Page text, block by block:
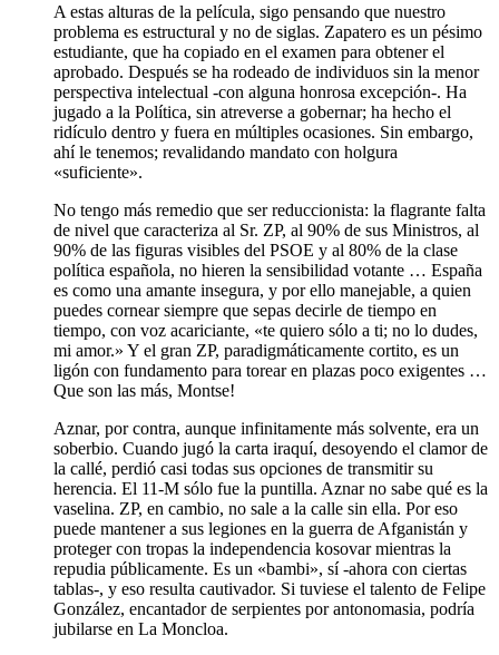
A estas alturas de la película, sigo pensando que nuestro
problema es estructural y no de siglas. Zapatero es un pésimo
estudiante, que ha copiado en el examen para obtener el
aprobado. Después se ha rodeado de individuos sin la menor
perspectiva intelectual -con alguna honrosa excepción-. Ha
jugado a la Política, sin atreverse a gobernar; ha hecho el
ridículo dentro y fuera en múltiples ocasiones. Sin embargo,
ahí le tenemos; revalidando mandato con holgura
«suficiente».
No tengo más remedio que ser reduccionista: la flagrante falta
de nivel que caracteriza al Sr. ZP, al 90% de sus Ministros, al
90% de las figuras visibles del PSOE y al 80% de la clase
política española, no hieren la sensibilidad votante … España
es como una amante insegura, y por ello manejable, a quien
puedes cornear siempre que sepas decirle de tiempo en
tiempo, con voz acariciante, «te quiero sólo a ti; no lo dudes,
mi amor.» Y el gran ZP, paradigmáticamente cortito, es un
ligón con fundamento para torear en plazas poco exigentes …
Que son las más, Montse!
Aznar, por contra, aunque infinitamente más solvente, era un
soberbio. Cuando jugó la carta iraquí, desoyendo el clamor de
la callé, perdió casi todas sus opciones de transmitir su
herencia. El 11-M sólo fue la puntilla. Aznar no sabe qué es la
vaselina. ZP, en cambio, no sale a la calle sin ella. Por eso
puede mantener a sus legiones en la guerra de Afganistán y
proteger con tropas la independencia kosovar mientras la
repudia públicamente. Es un «bambi», sí -ahora con ciertas
tablas-, y eso resulta cautivador. Si tuviese el talento de Felipe
González, encantador de serpientes por antonomasia, podría
jubilarse en La Moncloa.